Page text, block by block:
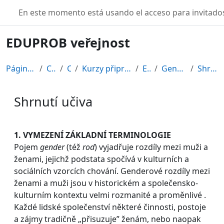
TURBO
En este momento está usando el acceso para
EDUPROB veřejnost
Página Principal Cursos CDV Kurzy připravené v rámci ESF EDU-V Genderová role Shrnutí učiva
Shrnutí učiva
1. VYMEZENÍ ZÁKLADNÍ TERMINOLOGIE
Pojem gender(též rod) vyjadřuje rozdíly mezi muži a
ženami, jejichž podstata spočívá v kulturních a
sociálních vzorcích chování. Genderové rozdíly mezi
ženami a muži jsou v historickém a společensko-
kulturním kontextu velmi rozmanité a proměnlivé .
Každé lidské společenství některé činnosti, postoje
a zájmy tradičně „přisuzuje” ženám, nebo naopak